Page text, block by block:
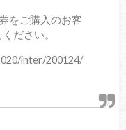
をご購入のお客
ださい。
inter/200124/